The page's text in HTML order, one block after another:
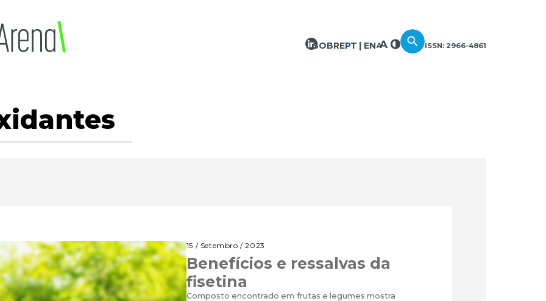
SOBREPT EN ISSN: 2966-4861
15 / Setembro / 2023
Benefícios e ressalvas da
fisetina
Composto encontrado em frutas e legumes mostra